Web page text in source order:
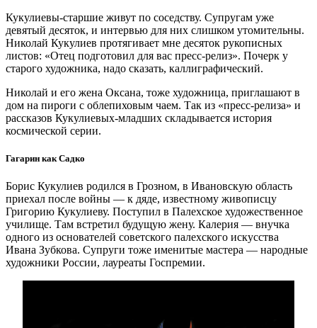
Кукулиевы-старшие живут по соседству. Супругам уже
девятый десяток, и интервью для них слишком утомительны.
Николай Кукулиев протягивает мне десяток рукописных
листов: «Отец подготовил для вас пресс-релиз». Почерк у
старого художника, надо сказать, каллиграфический.
Николай и его жена Оксана, тоже художница, приглашают в
дом на пироги с облепиховым чаем. Так из «пресс-релиза» и
рассказов Кукулиевых-младших складывается история
космической серии.
Гагарин как Садко
Борис Кукулиев родился в Грозном, в Ивановскую область
приехал после войны — ​к дяде, известному живописцу
Григорию Кукулиеву. Поступил в Палехское художественное
училище. Там встретил будущую жену. Калерия — ​внучка
одного из основателей советского палехского искусства
Ивана Зубкова. Супруги тоже именитые мастера — ​народные
художники России, лауреаты Госпремии.